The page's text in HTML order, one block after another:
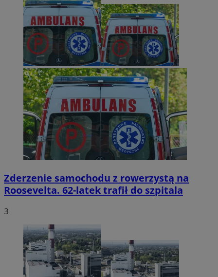
Zderzenie samochodu z rowerzystą na
Roosevelta. 62-latek trafił do szpitala
3